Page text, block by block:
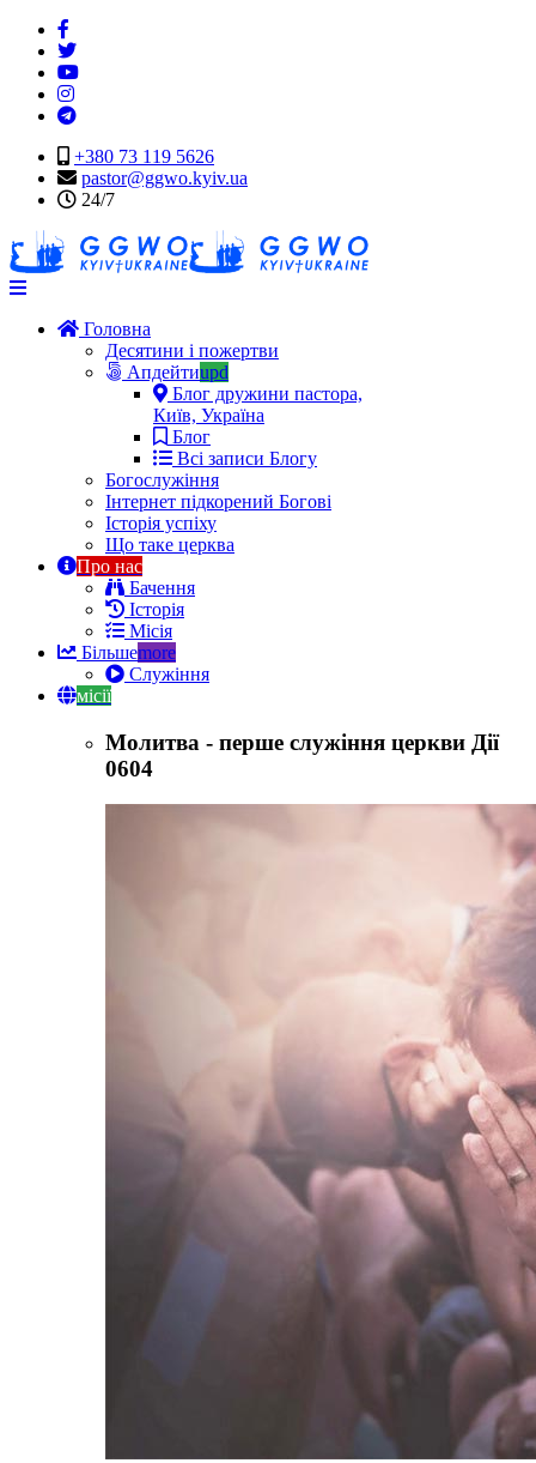
+380 73 119 5626
pastor@ggwo.kyiv.ua
24/7
Navigation
Головна
Десятини і пожертви
Апдейтиupd
Блог дружини пастора,
Київ, Україна
Блог
Всі записи Блогу
Богослужіння
Інтернет підкорений Богові
Історія успіху
Що таке церква
Про нас
Бачення
Історія
Місія
Більшеmore
Служіння
місії
Молитва - перше служіння церкви Дії
0604